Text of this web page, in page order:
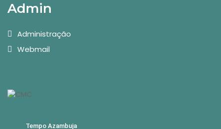
Admin
Administração
Webmail